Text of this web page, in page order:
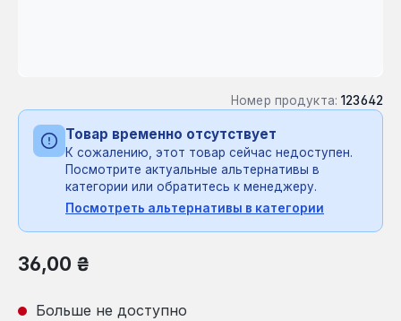
Номер продукта: 123642
Товар временно отсутствует
К сожалению, этот товар сейчас недоступен.
Посмотрите актуальные альтернативы в
категории или обратитесь к менеджеру.
Посмотреть альтернативы в категории
Обычная цена:
36,00 ₴
Больше не доступно